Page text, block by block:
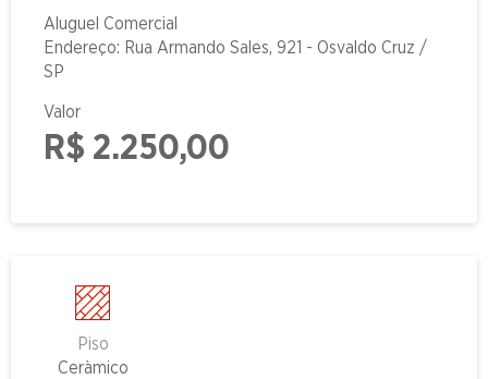
Aluguel Comercial
Endereço: Rua Armando Sales, 921 - Osvaldo Cruz /
SP
Valor
R$ 2.250,00
Piso
Ceràmico